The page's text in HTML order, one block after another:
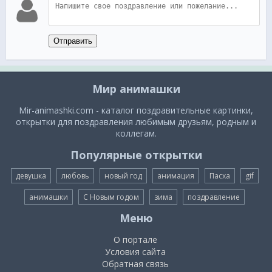
Отправить
Мир анимашки
Mir-animashki.com - каталог поздравительные картинки,
открытки для поздравления любимым друзьям, родным и
коллегам.
Популярные открытки
девушка любовь новый год анимация Пасха gif
анимашки С Новым годом зима поздравление
Меню
О портале
Условия сайта
Обратная связь